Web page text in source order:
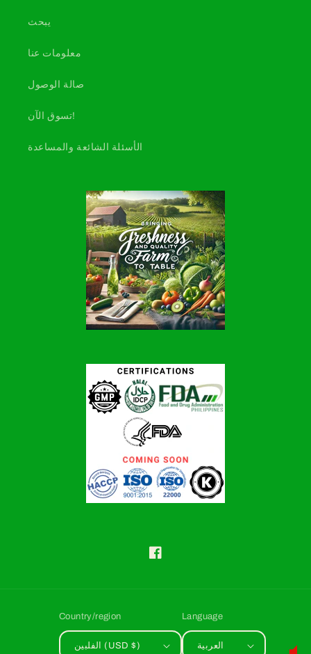
يبحث
معلومات عنا
صالة الوصول
تسوق الآن!
الأسئلة الشائعة والمساعدة
فيسبوك
Country/region
الفلبين (USD $)
Language
العربية